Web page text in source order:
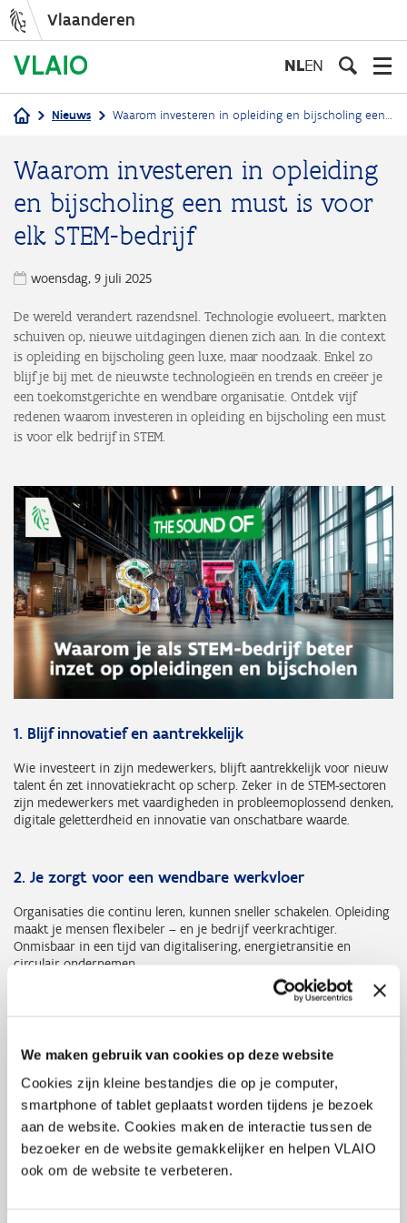
We maken gebruik van cookies op deze website
Cookies zijn kleine bestandjes die op je computer,
smartphone of tablet geplaatst worden tijdens je bezoek
aan de website. Cookies maken de interactie tussen de
bezoeker en de website gemakkelijker en helpen VLAIO
ook om de website te verbeteren.
inhoud
Vlaanderen
NLEN
Nieuws Waarom investeren in opleiding en bijscholing een must is voor elk STEM-bedrijf
Waarom investeren in opleiding
en bijscholing een must is voor
elk STEM-bedrijf
woensdag, 9 juli 2025
De wereld verandert razendsnel. Technologie evolueert, markten
schuiven op, nieuwe uitdagingen dienen zich aan. In die context
is opleiding en bijscholing geen luxe, maar noodzaak. Enkel zo
blijf je bij met de nieuwste technologieën en trends en creëer je
een toekomstgerichte en wendbare organisatie. Ontdek vijf
redenen waarom investeren in opleiding en bijscholing een must
is voor elk bedrijf in STEM.
1. Blijf innovatief en aantrekkelijk
Wie investeert in zijn medewerkers, blijft aantrekkelijk voor nieuw
talent én zet innovatiekracht op scherp. Zeker in de STEM-sectoren
zijn medewerkers met vaardigheden in probleemoplossend denken,
digitale geletterdheid en innovatie van onschatbare waarde.
2. Je zorgt voor een wendbare werkvloer
Organisaties die continu leren, kunnen sneller schakelen. Opleiding
maakt je mensen flexibeler – en je bedrijf veerkrachtiger.
Onmisbaar in een tijd van digitalisering, energietransitie en
circulair ondernemen.
Levenslang leren is vandaag minstens even belangrijk als loon of
gemotiveerde profielen aan door hen groeikansen te bieden –
vanaf dag één.
4. Je houdt medewerkers gemotiveerd